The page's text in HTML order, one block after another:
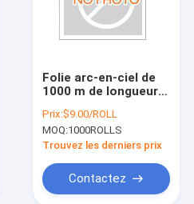
Folie arc-en-ciel de
1000 m de longueur
applications
spécialisées
Prix:$9.00/ROLL
MOQ:1000ROLLS
Trouvez les derniers prix
Contactez